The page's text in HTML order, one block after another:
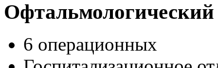
Офтальмологический
6 операционных